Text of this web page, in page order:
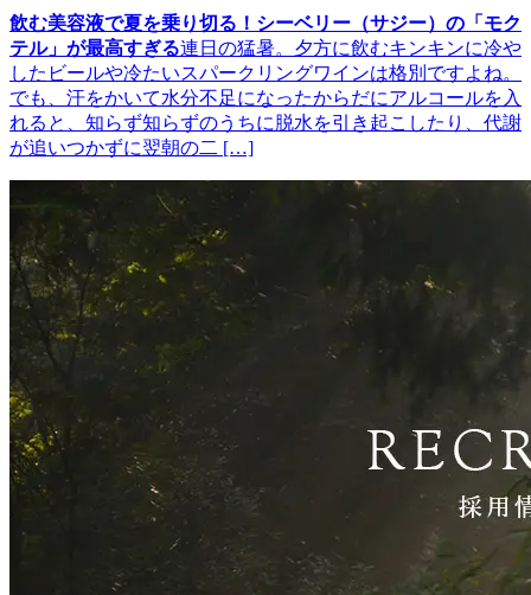
飲む美容液で夏を乗り切る！シーベリー（サジー）の「モク
テル」が最高すぎる連日の猛暑。夕方に飲むキンキンに冷や
したビールや冷たいスパークリングワインは格別ですよね。
でも、汗をかいて水分不足になったからだにアルコールを入
れると、知らず知らずのうちに脱水を引き起こしたり、代謝
が追いつかずに翌朝の二 […]